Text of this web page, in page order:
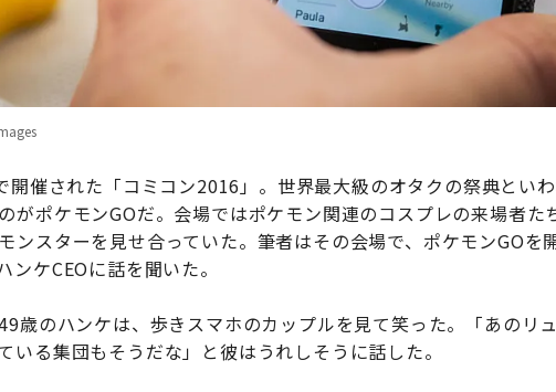
開催された「コミコン2016」。世界最大級のオタクの祭典とい
がポケモンGOだ。会場ではポケモン関連のコスプレの来場者た
ンスターを見せ合っていた。筆者はその会場で、ポケモンGOを
ケCEOに話を聞いた。
歳のハンケは、歩きスマホのカップルを見て笑った。「あのリ
いる集団もそうだな」と彼はうれしそうに話した。